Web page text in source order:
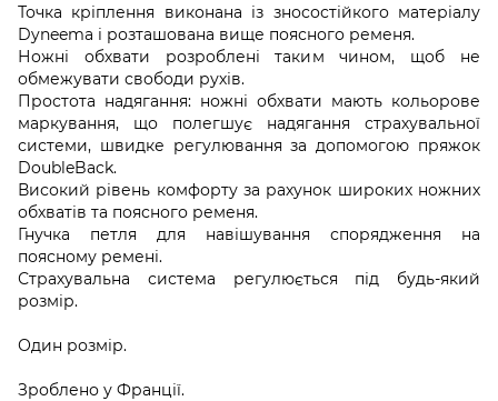
Точка кріплення виконана із зносостійкого матеріалу
Dyneema і розташована вище поясного ременя.
Ножні обхвати розроблені таким чином, щоб не
обмежувати свободи рухів.
Простота надягання: ножні обхвати мають кольорове
маркування, що полегшує надягання страхувальної
системи, швидке регулювання за допомогою пряжок
DoubleBack.
Високий рівень комфорту за рахунок широких ножних
обхватів та поясного ременя.
Гнучка петля для навішування спорядження на
поясному ремені.
Страхувальна система регулюється під будь-який
розмір.
Один розмір.
Зроблено у Франції.